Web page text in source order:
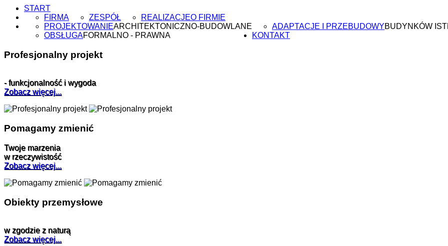
START
O FIRMIE
FIRMA ZESPÓŁ
REALIZACJE
PROJEKTOWANIEARCHITEKTONICZNO-BUDOWLANE
OBSŁUGAFORMALNO - PRAWNA
ADAPTACJE I PRZEBUDOWYBUDYNKÓW
KONTAKT
Profesjonalny projekt
- funkcjonalność i wygoda
Zobacz więcej...
Pomagamy zmienić
Twoje marzenia
w rzeczywistość
Zobacz więcej...
Obiekty przemysłowe
w zgodzie z naturą
Zobacz więcej...